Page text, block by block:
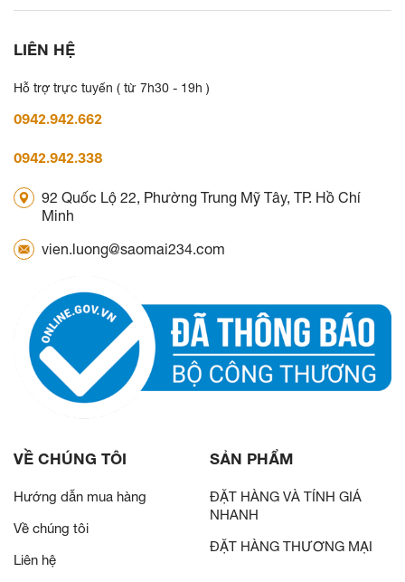
LIÊN HỆ
Hỗ trợ trực tuyến ( từ 7h30 - 19h )
0942.942.662
0942.942.338
92 Quốc Lộ 22, Phường Trung Mỹ Tây, TP. Hồ Chí
Minh
vien.luong@saomai234.com
VỀ CHÚNG TÔI
Hướng dẫn mua hàng
Về chúng tôi
Liên hệ
SẢN PHẨM
ĐẶT HÀNG VÀ TÍNH GIÁ
NHANH
ĐẶT HÀNG THƯƠNG MẠI